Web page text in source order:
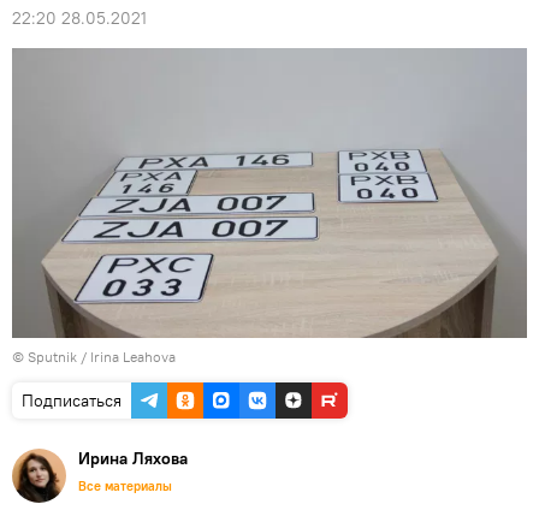
22:20 28.05.2021
© Sputnik / Irina Leahova
Подписаться
Ирина Ляхова
Все материалы